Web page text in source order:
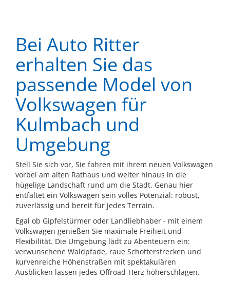
Bei Auto Ritter
erhalten Sie das
passende Model von
Volkswagen für
Kulmbach und
Umgebung
Stell Sie sich vor, Sie fahren mit ihrem neuen Volkswagen
vorbei am alten Rathaus und weiter hinaus in die
hügelige Landschaft rund um die Stadt. Genau hier
entfaltet ein Volkswagen sein volles Potenzial: robust,
zuverlässig und bereit für jedes Terrain.
Egal ob Gipfelstürmer oder Landliebhaber - mit einem
Volkswagen genießen Sie maximale Freiheit und
Flexibilität. Die Umgebung lädt zu Abenteuern ein:
verwunschene Waldpfade, raue Schotterstrecken und
kurvenreiche Höhenstraßen mit spektakulären
Ausblicken lassen jedes Offroad-Herz höherschlagen.